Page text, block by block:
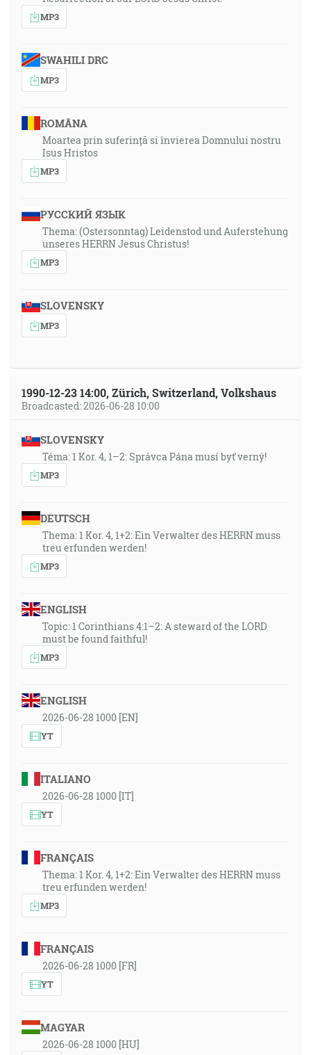
A Ježiš pristúpiac hovoril s nimi a povedal: Daná mi je
…a on je hlavou tela, cirkvi, ktorý je počiatkom,
prvorodeným z mŕtvych, aby on bol vo všetkom prvý.
[Kol 1:18]
MP3
SWAHILI DRC
MP3
ROMÂNA
Moartea prin suferință si învierea Domnului nostru
Isus Hristos
MP3
РУССКИЙ ЯЗЫК
Thema: (Ostersonntag) Leidenstod und Auferstehung
unseres HERRN Jesus Christus!
MP3
SLOVENSKY
MP3
1990-12-23 14:00, Zürich, Switzerland, Volkshaus
Broadcasted: 2026-06-28 10:00
SLOVENSKY
Téma: 1 Kor. 4, 1–2: Správca Pána musí byť verný!
MP3
DEUTSCH
Thema: 1 Kor. 4, 1+2: Ein Verwalter des HERRN muss
treu erfunden werden!
MP3
ENGLISH
Topic: 1 Corinthians 4:1–2: A steward of the LORD
must be found faithful!
MP3
ENGLISH
2026-06-28 1000 [EN]
YT
ITALIANO
2026-06-28 1000 [IT]
YT
FRANÇAIS
Thema: 1 Kor. 4, 1+2: Ein Verwalter des HERRN muss
treu erfunden werden!
MP3
FRANÇAIS
2026-06-28 1000 [FR]
YT
MAGYAR
2026-06-28 1000 [HU]